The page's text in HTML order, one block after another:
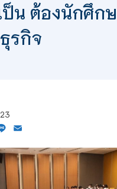
น ต้องนักศึก
รกิจ
Line